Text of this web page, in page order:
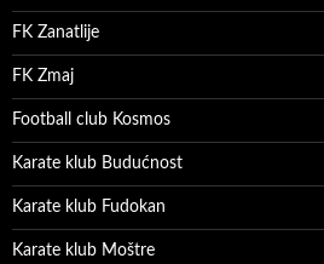
FK Zanatlije
FK Zmaj
Football club Kosmos
Karate klub Budućnost
Karate klub Fudokan
Karate klub Moštre